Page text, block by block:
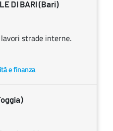
DI BARI (Bari)
strade interne.
e finanza